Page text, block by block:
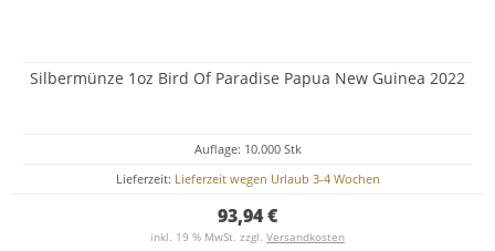
Silbermünze 1oz Bird Of Paradise Papua New Guinea 2022
Auflage: 10.000 Stk
Lieferzeit: Lieferzeit wegen Urlaub 3-4 Wochen
93,94 €
inkl. 19 % MwSt. zzgl. Versandkosten